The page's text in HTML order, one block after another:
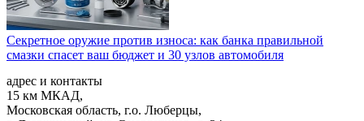
Секретное оружие против износа: как банка правильной
смазки спасет ваш бюджет и 30 узлов автомобиля
адрес и контакты
15 км МКАД,
Московская область, г.о. Люберцы,